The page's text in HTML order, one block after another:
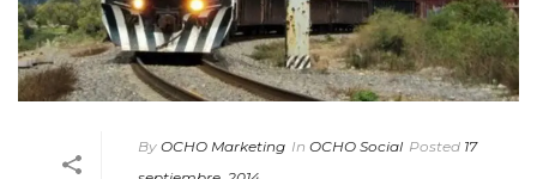
By OCHO Marketing In OCHO Social Posted 17